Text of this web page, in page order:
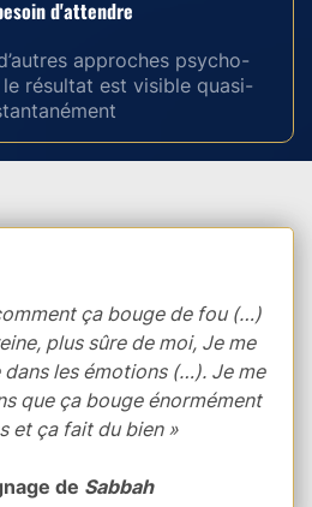
d'attendre
approches psycho-
résultat est visible quasi-
ça bouge de fou (…)
plus sûre de moi, Je me
les émotions (…). Je me
que ça bouge énormément
et ça fait du bien »
de Sabbah